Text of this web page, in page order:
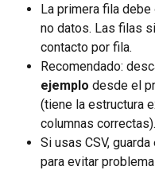
La primera fila
no datos. Las filas
contacto por fila.
Recomendado:
ejemplo desde el
(tiene la estructura
columnas correctas).
Si usas CSV,
para evitar